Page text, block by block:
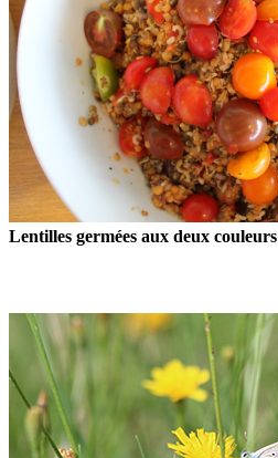
Lentilles germées aux deux couleurs